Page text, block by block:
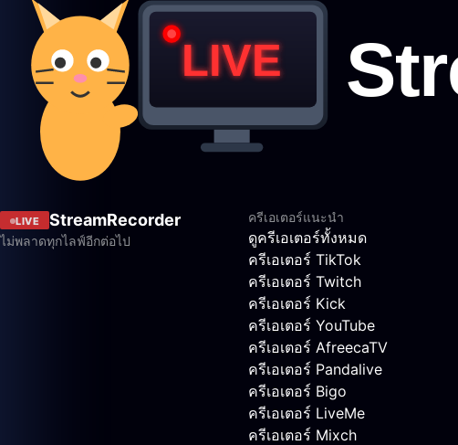
LIVE StreamRecorder
ไม่พลาดทุกไลฟ์อีกต่อไป
ครีเอเตอร์แนะนำ
ดูครีเอเตอร์ทั้งหมด
ครีเอเตอร์ TikTok
ครีเอเตอร์ Twitch
ครีเอเตอร์ Kick
ครีเอเตอร์ YouTube
ครีเอเตอร์ AfreecaTV
ครีเอเตอร์ Pandalive
ครีเอเตอร์ Bigo
ครีเอเตอร์ LiveMe
ครีเอเตอร์ Mixch